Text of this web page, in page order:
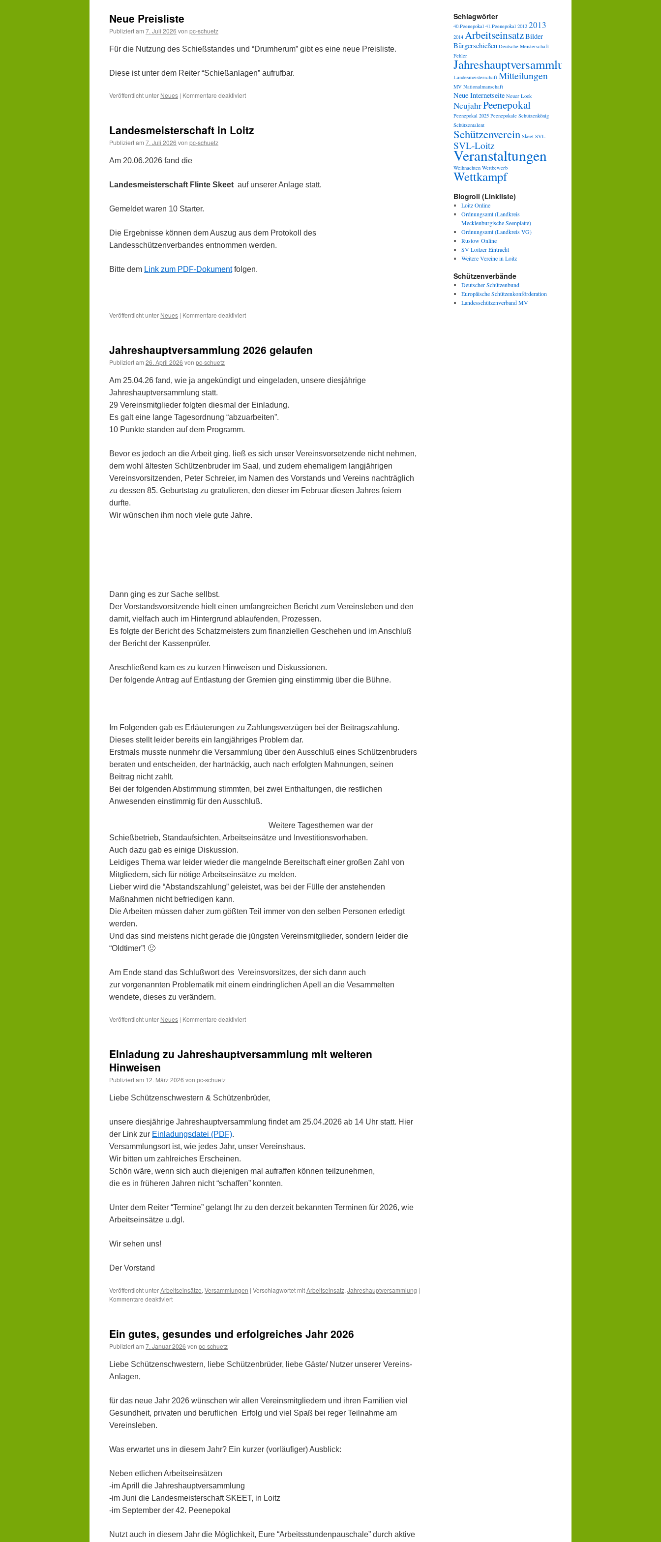
springen
Neue Preisliste
Publiziert am 7. Juli 2026 von pc-schuetz
Für die Nutzung des Schießstandes und “Drumherum” gibt es eine neue Preisliste.
Diese ist unter dem Reiter “Schießanlagen” aufrufbar.
Veröffentlicht unter Neues | Kommentare deaktiviertfür
Landesmeisterschaft in Loitz
Publiziert am 7. Juli 2026 von pc-schuetz
Am 20.06.2026 fand die
Landesmeisterschaft Flinte Skeet auf unserer Anlage statt.
Gemeldet waren 10 Starter.
Die Ergebnisse können dem Auszug aus dem Protokoll des
Landesschützenverbandes entnommen werden.
Bitte dem Link zum PDF-Dokumentfolgen.
Veröffentlicht unter Neues | Kommentare deaktiviertfür
Jahreshauptversammlung 2026 gelaufen
Publiziert am 26. April 2026 von pc-schuetz
Am 25.04.26 fand, wie ja angekündigt und eingeladen, unsere diesjährige
Jahreshauptversammlung statt.
29 Vereinsmitglieder folgten diesmal der Einladung.
Es galt eine lange Tagesordnung “abzuarbeiten”.
10 Punkte standen auf dem Programm.
Bevor es jedoch an die Arbeit ging, ließ es sich unser Vereinsvorsetzende nicht nehmen,
dem wohl ältesten Schützenbruder im Saal, und zudem ehemaligem langjährigen
Vereinsvorsitzenden, Peter Schreier, im Namen des Vorstands und Vereins nachträglich
zu dessen 85. Geburtstag zu gratulieren, den dieser im Februar diesen Jahres feiern
durfte.
Wir wünschen ihm noch viele gute Jahre.
Dann ging es zur Sache sellbst.
Der Vorstandsvorsitzende hielt einen umfangreichen Bericht zum Vereinsleben und den
damit, vielfach auch im Hintergrund ablaufenden, Prozessen.
Es folgte der Bericht des Schatzmeisters zum finanziellen Geschehen und im Anschluß
der Bericht der Kassenprüfer.
Anschließend kam es zu kurzen Hinweisen und Diskussionen.
Der folgende Antrag auf Entlastung der Gremien ging einstimmig über die Bühne.
Im Folgenden gab es Erläuterungen zu Zahlungsverzügen bei der Beitragszahlung.
Dieses stellt leider bereits ein langjähriges Problem dar.
Erstmals musste nunmehr die Versammlung über den Ausschluß eines Schützenbruders
beraten und entscheiden, der hartnäckig, auch nach erfolgten Mahnungen, seinen
Beitrag nicht zahlt.
Bei der folgenden Abstimmung stimmten, bei zwei Enthaltungen, die restlichen
Anwesenden einstimmig für den Ausschluß.
Weitere Tagesthemen war der
Schießbetrieb, Standaufsichten, Arbeitseinsätze und Investitionsvorhaben.
Auch dazu gab es einige Diskussion.
Leidiges Thema war leider wieder die mangelnde Bereitschaft einer großen Zahl von
Mitgliedern, sich für nötige Arbeitseinsätze zu melden.
Lieber wird die “Abstandszahlung” geleistet, was bei der Fülle der anstehenden
Maßnahmen nicht befriedigen kann.
Die Arbeiten müssen daher zum gößten Teil immer von den selben Personen erledigt
werden.
Und das sind meistens nicht gerade die jüngsten Vereinsmitglieder, sondern leider die
“Oldtimer”! 🙁
Am Ende stand das Schlußwort des Vereinsvorsitzes, der sich dann auch
zur vorgenannten Problematik mit einem eindringlichen Apell an die Vesammelten
wendete, dieses zu verändern.
Veröffentlicht unter Neues | Kommentare deaktiviertfür
Einladung zu Jahreshauptversammlung mit weiteren
Hinweisen
Publiziert am 12. März 2026 von pc-schuetz
Liebe Schützenschwestern & Schützenbrüder,
unsere diesjährige Jahreshauptversammlung findet am 25.04.2026 ab 14 Uhr statt. Hier
der Link zur Einladungsdatei (PDF).
Versammlungsort ist, wie jedes Jahr, unser Vereinshaus.
Wir bitten um zahlreiches Erscheinen.
Schön wäre, wenn sich auch diejenigen mal aufraffen können teilzunehmen,
die es in früheren Jahren nicht “schaffen” konnten.
Unter dem Reiter “Termine” gelangt Ihr zu den derzeit bekannten Terminen für 2026, wie
Arbeitseinsätze u.dgl.
Wir sehen uns!
Der Vorstand
Veröffentlicht unterArbeitseinsätze, Versammlungen | Verschlagwortet mitArbeitseinsatz, Jahreshauptversammlung |
Kommentare deaktiviertfür
mit
weiteren
Hinweisen
Ein gutes, gesundes und erfolgreiches Jahr 2026
Publiziert am 7. Januar 2026 von pc-schuetz
Liebe Schützenschwestern, liebe Schützenbrüder, liebe Gäste/ Nutzer unserer Vereins-
Anlagen,
für das neue Jahr 2026 wünschen wir allen Vereinsmitgliedern und ihren Familien viel
Gesundheit, privaten und beruflichen Erfolg und viel Spaß bei reger Teilnahme am
Vereinsleben.
Was erwartet uns in diesem Jahr? Ein kurzer (vorläufiger) Ausblick:
Neben etlichen Arbeitseinsätzen
-im Aprill die Jahreshauptversammlung
-im Juni die Landesmeisterschaft SKEET, in Loitz
-im September der 42. Peenepokal
Nutzt auch in diesem Jahr die Möglichkeit, Eure “Arbeitsstundenpauschale” durch aktive
Schlagwörter
40.Peenepokal 41.Peenepokal 2012 2013
2014 ArbeitseinsatzBilder
Bürgerschießen Deutsche Meisterschaft
Fehler
Jahreshauptversammlung
Landesmeisterschaft Mitteilungen
MV Nationalmanschaft
Neue Internetseite Neuer Look
NeujahrPeenepokal
Peenepokal 2025 Peenepokale Schützenkönig
Schützentalent
Schützenverein Skeet SVL
SVL-Loitz
Veranstaltungen
Weihnachten Wettbewerb
Wettkampf
Blogroll (Linkliste)
Loitz Online
Ordnungsamt (Landkreis
Mecklenburgische Seenplatte)
Ordnungsamt (Landkreis VG)
Rustow Online
SV Loitzer Eintracht
Weitere Vereine in Loitz
Schützenverbände
Deutscher Schützenbund
Europäische Schützenkonförderation
Landesschützenverband MV